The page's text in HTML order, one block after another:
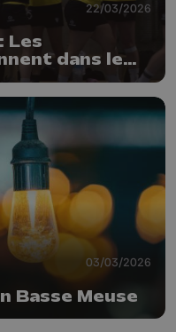
22/03/2026
Les
dans le
03/03/2026
Basse Meuse